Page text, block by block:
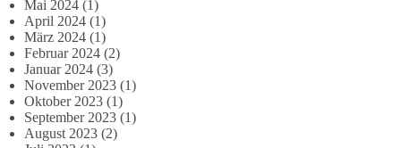
Mai 2024 (1)
April 2024 (1)
März 2024 (1)
Februar 2024 (2)
Januar 2024 (3)
November 2023 (1)
Oktober 2023 (1)
September 2023 (1)
August 2023 (2)